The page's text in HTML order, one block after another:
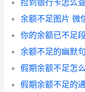
捡到银行卡怎么
余额不足图片 微
你的余额已不足
余额不足的幽默
假期余额不足怎
假期余额不足的